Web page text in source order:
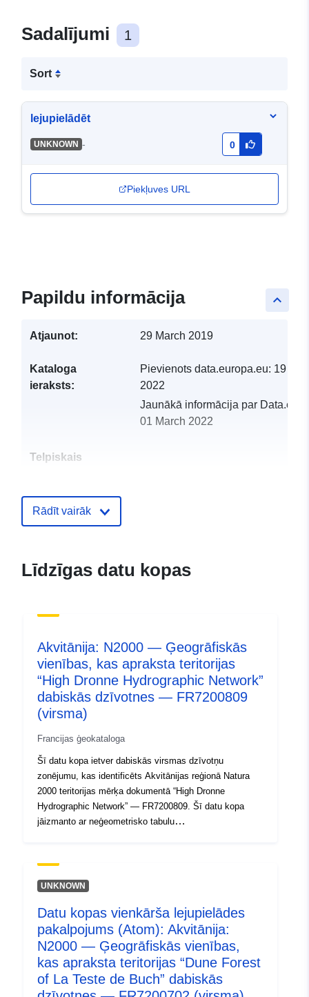
FR7200809 (virsma)
Sadalījumi 1
Sort
lejupielādēt
UNKNOWN - 0
Piekļuves URL
keyboard_arrow_up
Papildu informācija
Atjaunot: 29 March 2019
Kataloga
ieraksts:
Pievienots data.europa.eu: 19
2022
Jaunākā informācija par
01 March 2022
Telpiskais
Identifikatori:
cfdc-4bc0-8fb7-
120066022-srv-9ba676d1-1a76-
4742-861a-5fbc2a23b4dd
Tips:
Avoti:
http://inspire.ec.europa.eu/
Rādīt vairāk
Līdzīgas datu kopas
Akvitānija: N2000 — Ģeogrāfiskās
vienības, kas apraksta teritorijas
“High Dronne Hydrographic Network”
dabiskās dzīvotnes — FR7200809
(virsma)
Francijas ģeokataloga
Šī datu kopa ietver dabiskās virsmas dzīvotņu
zonējumu, kas identificēts Akvitānijas reģionā Natura
2000 teritorijas mērķa dokumentā “High Dronne
Hydrographic Network” — FR7200809. Šī datu kopa
jāizmanto ar neģeometrisko tabulu
aprakstīti dabisko dzīvotņu daudzstūri (tipicitE,
stāvoklis, atjaunošana, fitosocioloģija utt.), kā arī
dati (dzīvotņu saraksti). Natura 2000 teritorijas
objektīvajā dokumentā ir ietverts dabisko dzīvotņu un
sugu dzīvotņu, jo īpaši Kopienas nozīmes,
inventarizācija un bioloģiskais apraksts. Visas teritorijā
sastopamās dzīvotnes neatkarīgi no tā, vai tās ir vai
nav Kopienas nozīmes dzīvotnes, ir: identificēts un
UNKNOWN
Datu kopas vienkārša lejupielādes
pakalpojums (Atom): Akvitānija:
N2000 — Ģeogrāfiskās vienības,
kas apraksta teritorijas “Dune Forest
of La Teste de Buch” dabiskās